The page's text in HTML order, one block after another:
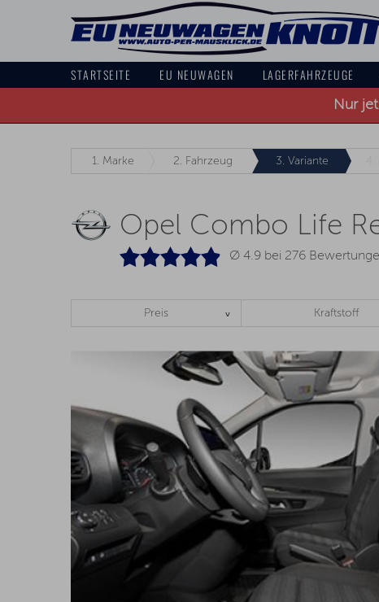
STARTSEITE EU NEUWAGEN LAGERFAHRZEUGE
Nur
1. Marke 2. Fahrzeug 3. Variante
Opel Combo Life
Ø 4.9 bei 276
Preis Kraftstoff